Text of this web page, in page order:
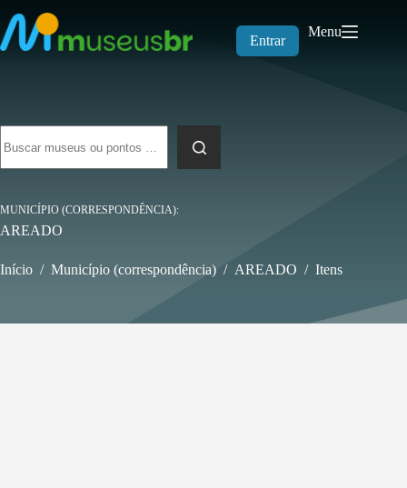
para
o
conteúdo
Entrar
Menu
resultados
MUNICÍPIO (CORRESPONDÊNCIA)
AREADO
Início / Município (correspondência) / AREADO / Itens